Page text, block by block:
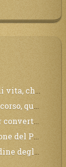
in suo aiuto.
la Terra sarà oscurata.
preparato saranno dolori.
pochissimo.
è stato grande!